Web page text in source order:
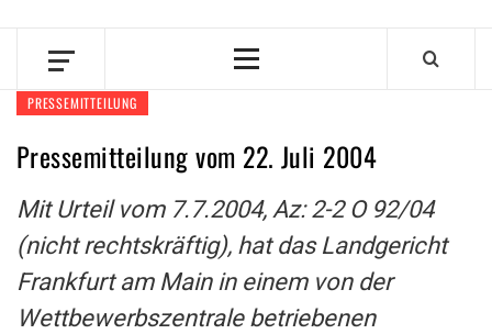
Primary
PRESSEMITTEILUNG
Pressemitteilung vom 22. Juli 2004
Mit Urteil vom 7.7.2004, Az: 2-2 O 92/04
(nicht rechtskräftig), hat das Landgericht
Frankfurt am Main in einem von der
Wettbewerbszentrale betriebenen